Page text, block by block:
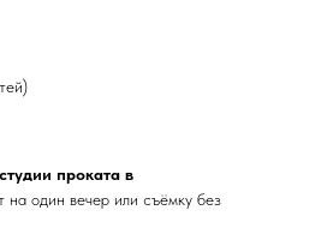
проката в
на один вечер или съёмку без